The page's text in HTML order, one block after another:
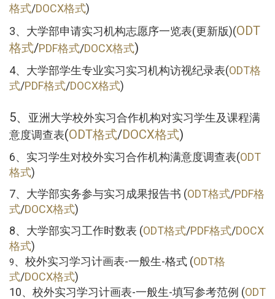
格式/DOCX格式)
3、大学部申请实习机构志愿序一览表(更新版)(ODT
格式/PDF格式/DOCX格式)
4、大学部学生专业实习实习机构访视纪录表(ODT格
式/PDF格式/DOCX格式)
5、
亚洲大学校外实习合作机构对实习学生及课程满
意度调查表(ODT格式/DOCX格式)
6、 实习学生对校外实习合作机构满意度调查表(ODT
格式)
7、大学部实务参与实习成果报告书 (ODT格式/PDF格
式/DOCX格式)
8、大学部实习工作时数表 (ODT格式/PDF格式/DOCX
格式)
9、 校外实习学习计画表-一般生-格式 (ODT格
式/DOCX格式)
10、校外实习学习计画表-一般生-填写参考范例 (ODT